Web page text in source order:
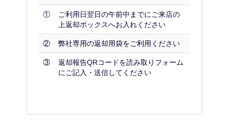
①
ご利用日翌日の午前中までにご来店の
上返却ボックスへお入れください
② 弊社専用の返却用袋をご利用ください
③
返却報告QRコードを読み取りフォーム
にご記入・送信してください